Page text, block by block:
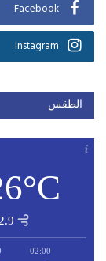
Facebook
Instagram
الطقس
2.9
02:00